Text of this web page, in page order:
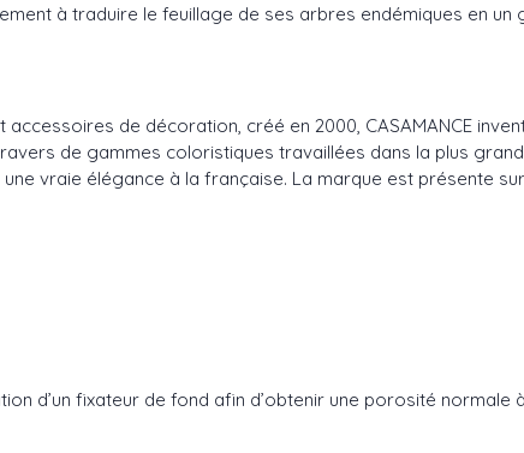
à traduire le feuillage de ses arbres endémiques en
de décoration, créé en 2000, CASAMANCE
de gammes coloristiques travaillées dans la plus
vraie élégance à la française. La marque est présente
d’un fixateur de fond afin d’obtenir une porosité